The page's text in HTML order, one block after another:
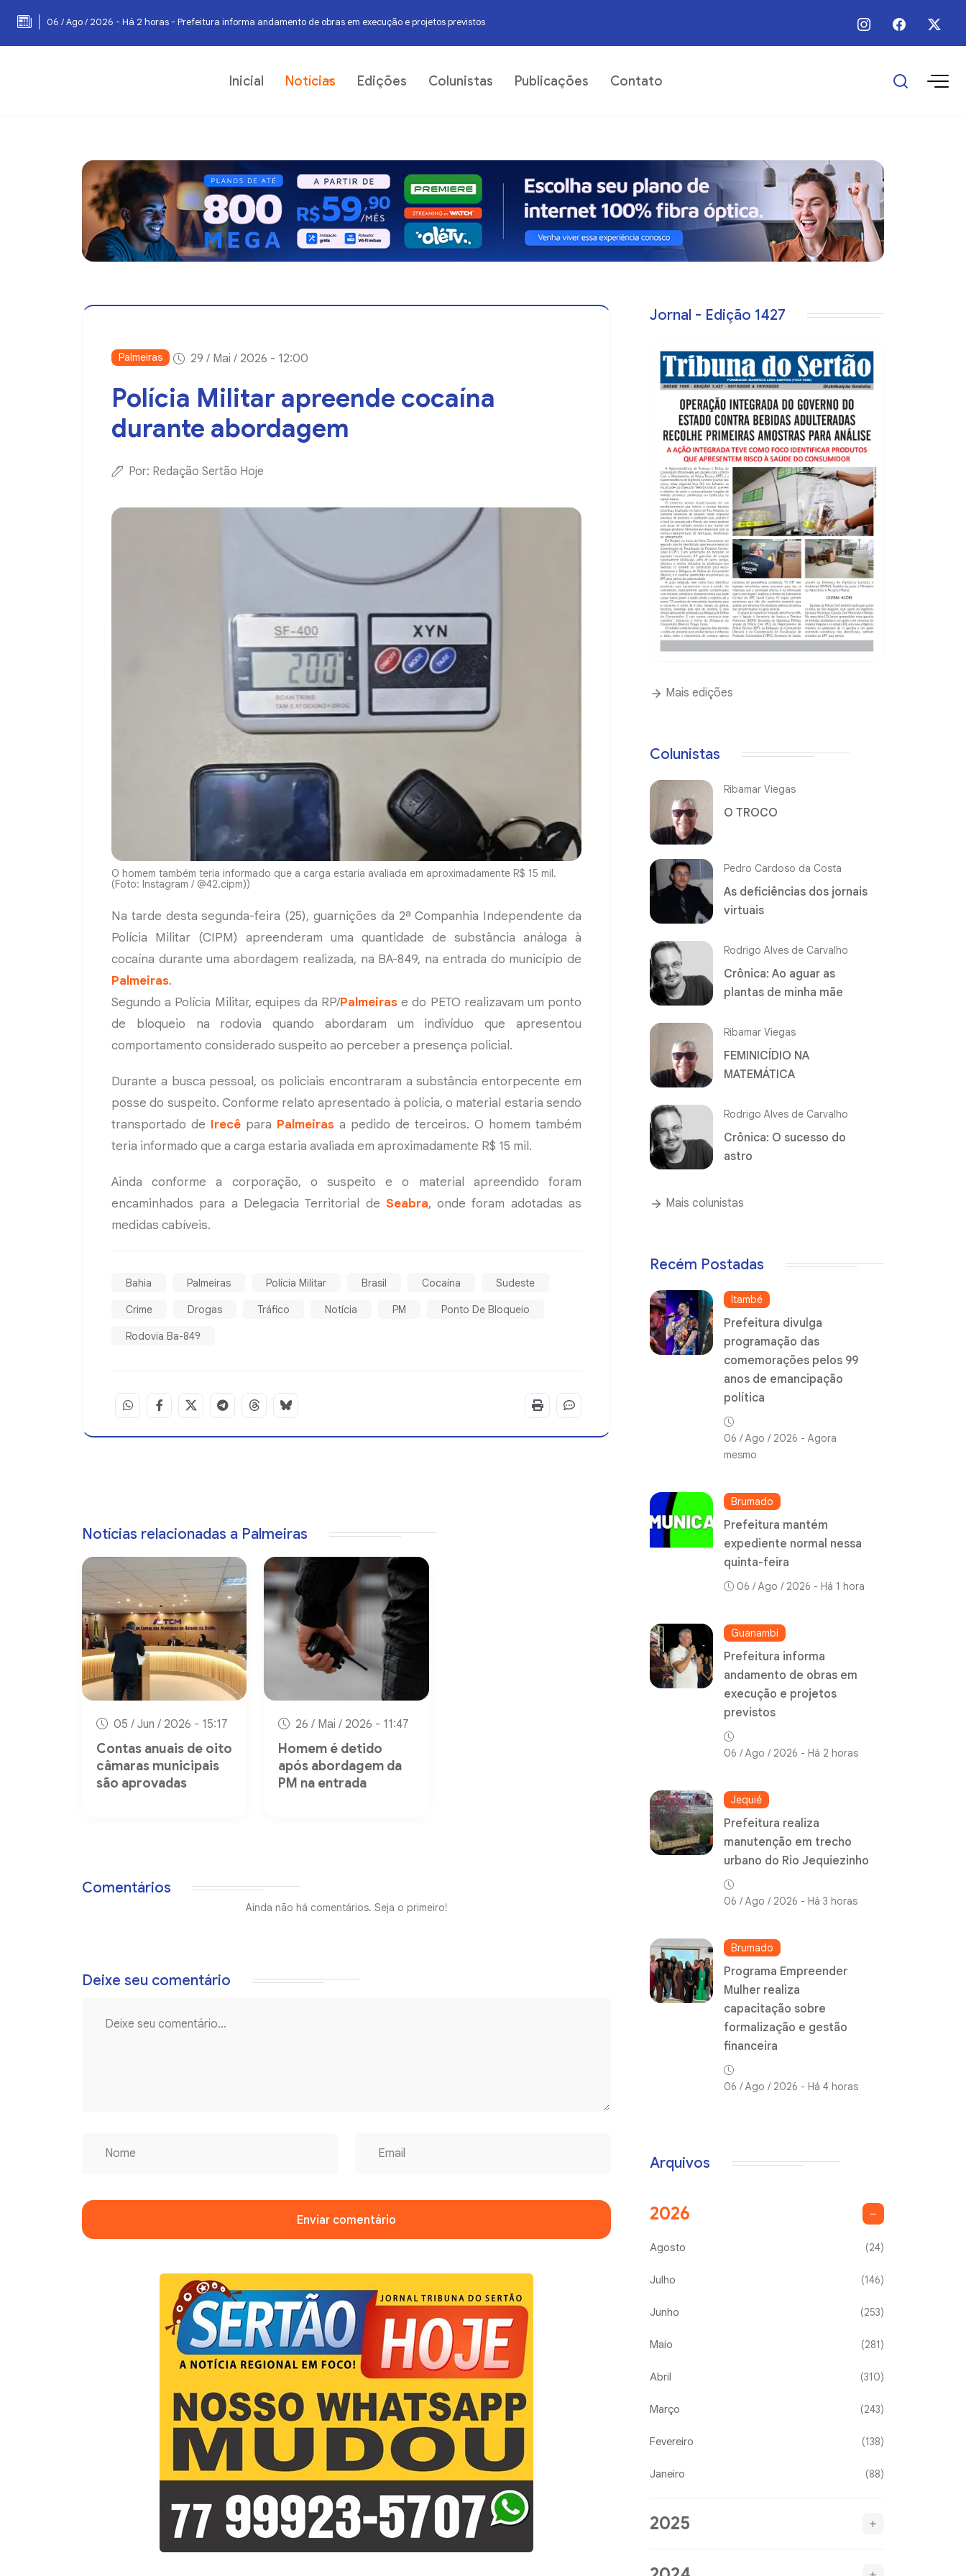
06 / Ago / 2026 - Há 3 horas - Prefeitura realiza manutenção em trecho urbano do Rio Jequiezinho 06 / Ago / 2026 - Há 4 horas - Programa Empreender Mulher realiza
Inicial Notícias Edições Colunistas Publicações Contato
Palmeiras 29 / Mai / 2026 - 12:00
Polícia Militar apreende cocaína
durante abordagem
Por: Redação Sertão Hoje
O homem também teria informado que a carga estaria avaliada em aproximadamente R$ 15 mil.
(Foto: Instagram / @42.cipm))
Na tarde desta segunda-feira (25), guarnições da 2ª Companhia Independente da
Polícia Militar (CIPM) apreenderam uma quantidade de substância análoga à
cocaína durante uma abordagem realizada, na BA-849, na entrada do município de
Palmeiras.
Segundo a Polícia Militar, equipes da RP/Palmeiras e do PETO realizavam um ponto
de bloqueio na rodovia quando abordaram um indivíduo que apresentou
comportamento considerado suspeito ao perceber a presença policial.
Durante a busca pessoal, os policiais encontraram a substância entorpecente em
posse do suspeito. Conforme relato apresentado à polícia, o material estaria sendo
transportado de Irecê para Palmeiras a pedido de terceiros. O homem também
teria informado que a carga estaria avaliada em aproximadamente R$ 15 mil.
Ainda conforme a corporação, o suspeito e o material apreendido foram
encaminhados para a Delegacia Territorial de Seabra, onde foram adotadas as
medidas cabíveis.
Bahia Palmeiras Polícia Militar Brasil Cocaína Sudeste
Crime Drogas Tráfico Notícia PM Ponto De Bloqueio
Rodovia Ba-849
Notícias relacionadas a Palmeiras
05 / Jun / 2026 - 15:17
Contas anuais de oito
câmaras municipais
são aprovadas
26 / Mai / 2026 - 11:47
Homem é detido
após abordagem da
PM na entrada
Comentários
Ainda não há comentários. Seja o primeiro!
Deixe seu comentário
Enviar comentário
Jornal - Edição 1427
Mais edições
Colunistas
Ribamar Viegas
O TROCO
Pedro Cardoso da Costa
As deficiências dos jornais
virtuais
Rodrigo Alves de Carvalho
Crônica: Ao aguar as
plantas de minha mãe
Ribamar Viegas
FEMINICÍDIO NA
MATEMÁTICA
Rodrigo Alves de Carvalho
Crônica: O sucesso do
astro
Mais colunistas
Recém Postadas
Itambé
Prefeitura divulga
programação das
comemorações pelos 99
anos de emancipação
política
06 / Ago / 2026 - Agora
mesmo
Brumado
Prefeitura mantém
expediente normal nessa
quinta-feira
06 / Ago / 2026 - Há 1 hora
Guanambi
Prefeitura informa
andamento de obras em
execução e projetos
previstos
06 / Ago / 2026 - Há 2 horas
Jequié
Prefeitura realiza
manutenção em trecho
urbano do Rio Jequiezinho
06 / Ago / 2026 - Há 3 horas
Brumado
Programa Empreender
Mulher realiza
capacitação sobre
formalização e gestão
financeira
06 / Ago / 2026 - Há 4 horas
Arquivos
2026
Agosto (24)
Julho (146)
Junho (253)
Maio (281)
Abril (310)
Março (243)
Fevereiro (138)
Janeiro (88)
2025